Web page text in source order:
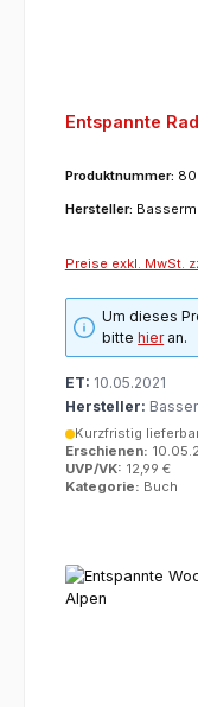
Entspannte
Produktnummer:
Hersteller:
Preise exkl. MwSt.
Um dieses
bittehieran.
ET: 10.05.2021
Hersteller:
Kurzfristig
Erschienen:
UVP/VK: 12,99 €
Kategorie: Buch